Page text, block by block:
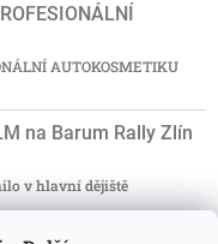
AUTOKOSMETIKU
na Barum Rally Zlín
v hlavní dějiště